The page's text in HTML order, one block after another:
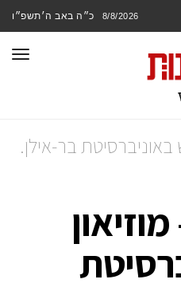
8/8/2026 כ״ה באב ה׳תשפ״ו
באוניברסיטת בר-אילן.